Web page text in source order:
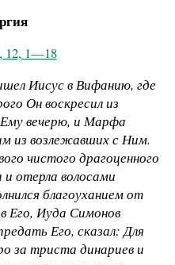
12, 1—18
Иисус в Вифанию, где
Он воскресил из
вечерю, и Марфа
из возлежавших с Ним.
чистого драгоценного
отерла волосами
благоуханием от
Его, Иуда Симонов
Его, сказал: Для
за триста динариев и